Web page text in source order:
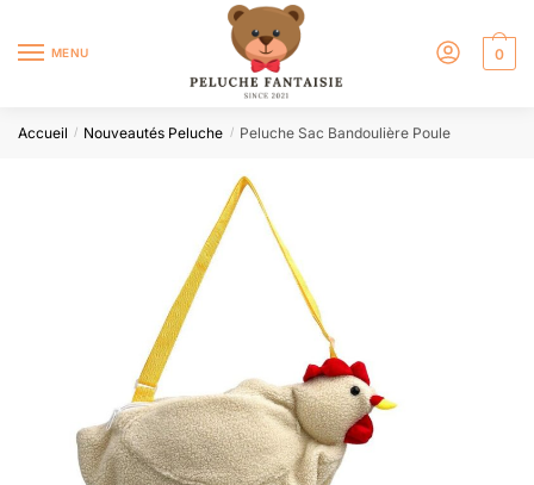
MENU 0
Accueil / Nouveautés Peluche / Peluche Sac Bandoulière Poule